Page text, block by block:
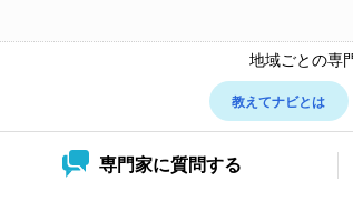
地域ごとの専
教えてナビとは
専門家に質問する